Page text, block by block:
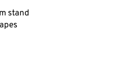
stand